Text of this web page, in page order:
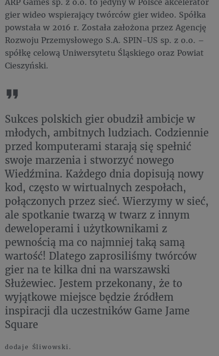
gier wideo wspierający twórców gier wideo. Spółka
powstała w 2016 r. Została założona przez Agencję
Rozwoju Przemysłowego S.A. SPIN-US sp. z o.o. –
spółkę celową Uniwersytetu Śląskiego oraz Powiat
Cieszyński.
Sukces polskich gier obudził ambicje w
młodych, ambitnych ludziach. Codziennie
przed komputerami starają się spełnić
swoje marzenia i stworzyć nowego
Wiedźmina. Każdego dnia dopisują nowy
kod, często w wirtualnych zespołach,
połączonych przez sieć. Wierzymy w sieć,
ale spotkanie twarzą w twarz z innym
deweloperami i użytkownikami z
pewnością ma co najmniej taką samą
wartość! Dlatego zaprosiliśmy twórców
gier na te kilka dni na warszawski
Służewiec. Jestem przekonany, że to
wyjątkowe miejsce będzie źródłem
inspiracji dla uczestników Game Jame
Square
dodaje Śliwowski.